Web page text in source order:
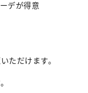
デが得意
ただけます。